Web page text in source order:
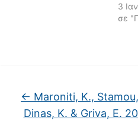
3
σε
← Maroniti, K.,
Dinas, K. & Griva, E.